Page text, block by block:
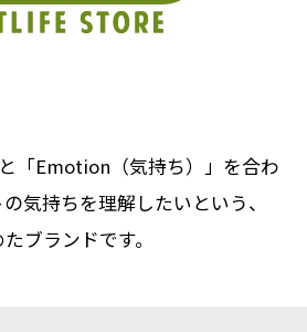
「Emotion（気持ち）」を合わ
気持ちを理解したいという、
ブランドです。